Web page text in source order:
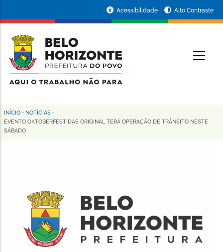
conteúdo
principal
da
Prefeitura
de
Horizonte
Acessibilidade Alto Contraste
Trilha
de
INÍCIO - NOTÍCIAS -
EVENTO OKTOBERFEST DAS ORIGINAL TERÁ OPERAÇÃO DE TRÂNSITO NESTE
SÁBADO